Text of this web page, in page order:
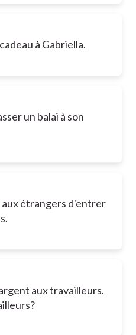
à Gabriella.
un balai à son
aux étrangers d'entrer
aux travailleurs.